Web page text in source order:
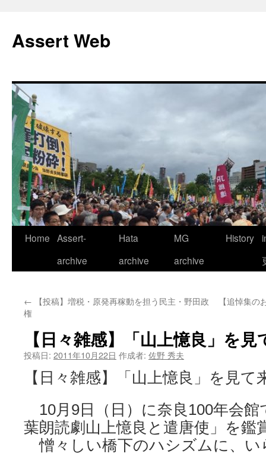
テ
ン
ス
キ
ッ
プ
Assert Web
Home Assert-
archive
Hata
archive
MG
archive
History
← 【投稿】増税・原発再稼動を担う民主・野田政
権
【追悼集
【日々雑感】「山上憶良」を
投稿日: 2011年10月22日 作成者: 佐野 秀夫
【日々雑感】「山上憶良」を見て
10月9日（日）に奈良100年会館
葉朗読劇山上憶良と遣唐使」を鑑
憎々しい橋下のハシズムに、い